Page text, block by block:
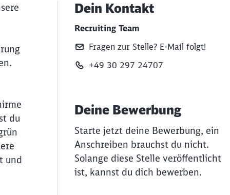
du
und
Dein Kontakt
Recruiting Team
Fragen zur Stelle? E‑Mail folgt!
+49 30 297 24707
Deine Bewerbung
Starte jetzt deine Bewerbung, ein
Anschreiben brauchst du nicht.
Solange diese Stelle veröffentlicht
ist, kannst du dich bewerben.